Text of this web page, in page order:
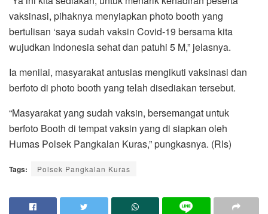
vaksinasi, pihaknya menyiapkan photo booth yang
bertulisan ‘saya sudah vaksin Covid-19 bersama kita
wujudkan Indonesia sehat dan patuhi 5 M,” jelasnya.
Ia menilai, masyarakat antusias mengikuti vaksinasi dan
berfoto di photo booth yang telah disediakan tersebut.
“Masyarakat yang sudah vaksin, bersemangat untuk
berfoto Booth di tempat vaksin yang di siapkan oleh
Humas Polsek Pangkalan Kuras,” pungkasnya. (Rls)
Tags: Polsek Pangkalan Kuras